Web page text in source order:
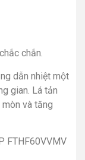
chắn.
dẫn nhiệt một
gian. Lá tản
và tăng